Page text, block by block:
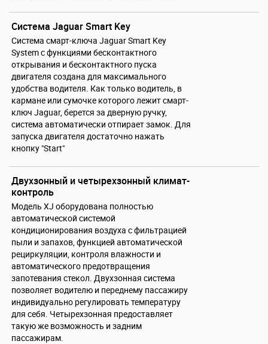
Система Jaguar Smart Key
Система смарт-ключа Jaguar Smart Key
System с функциями бесконтактного
открывания и бесконтактного пуска
двигателя создана для максимального
удобства водителя. Как только водитель, в
кармане или сумочке которого лежит смарт-
ключ Jaguar, берется за дверную ручку,
система автоматически отпирает замок. Для
запуска двигателя достаточно нажать
кнопку "Start"
Двухзонный и четырехзонный климат-
контроль
Модель XJ оборудована полностью
автоматической системой
кондиционирования воздуха с фильтрацией
пыли и запахов, функцией автоматической
рециркуляции, контроля влажности и
автоматического предотвращения
запотевания стекол. Двухзонная система
позволяет водителю и переднему пассажиру
индивидуально регулировать температуру
для себя. Четырехзонная предоставляет
такую же возможность и задним
пассажирам.